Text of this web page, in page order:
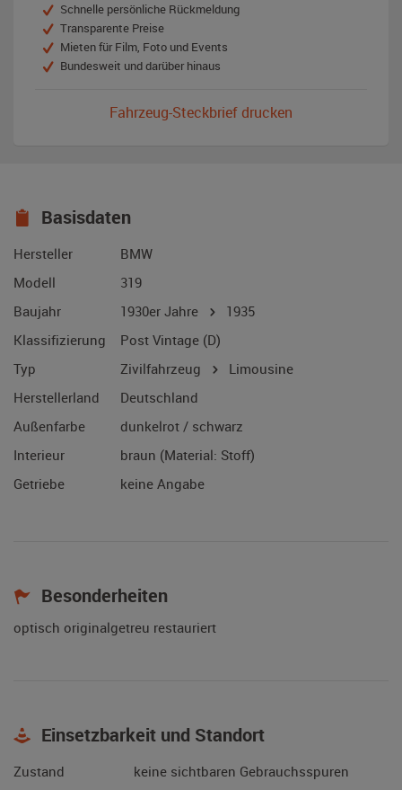
Schnelle persönliche Rückmeldung
Transparente Preise
Mieten für Film, Foto und Events
Bundesweit und darüber hinaus
Fahrzeug-Steckbrief drucken
Basisdaten
Hersteller
BMW
Modell
319
Baujahr
1930er Jahre
1935
Klassifizierung
Post Vintage (D)
Typ
Zivilfahrzeug
Limousine
Herstellerland
Deutschland
Außenfarbe
dunkelrot / schwarz
Interieur
braun (Material: Stoff)
Getriebe
keine Angabe
Besonderheiten
optisch originalgetreu restauriert
Einsetzbarkeit und Standort
Zustand
keine sichtbaren Gebrauchsspuren